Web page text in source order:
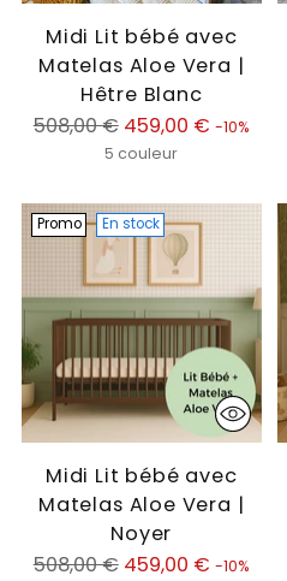
Midi Lit bébé avec
Matelas Aloe Vera |
Hêtre Blanc
Prix
508,00 € 459,00 € -10%
5 couleur
Promo En stock
Midi Lit bébé avec
Matelas Aloe Vera |
Noyer
Prix
508,00 € 459,00 € -10%